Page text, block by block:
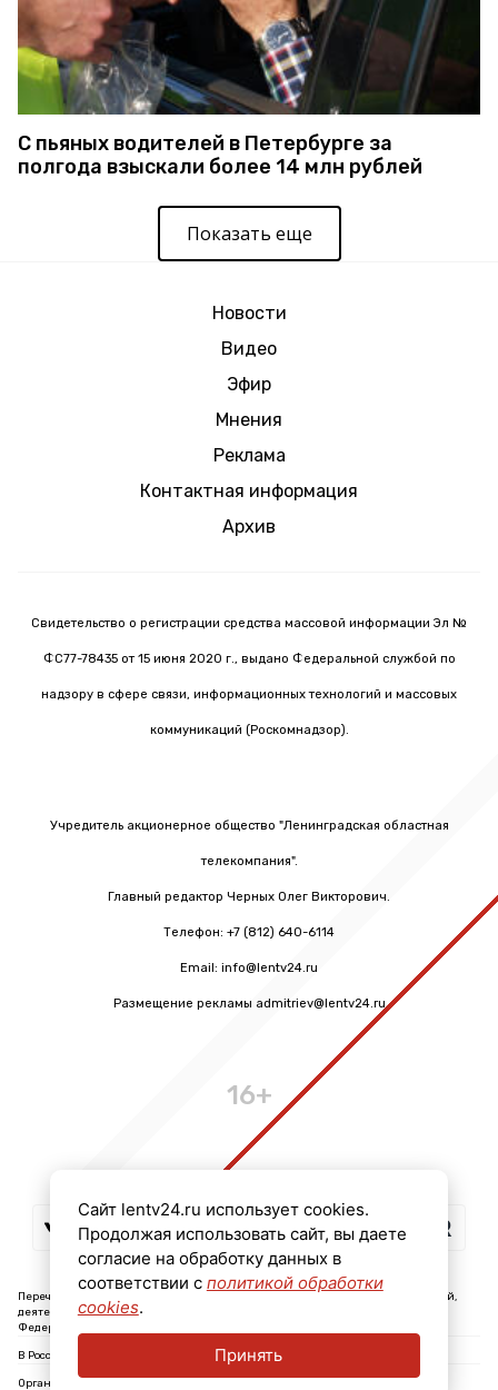
С пьяных водителей в Петербурге за
полгода взыскали более 14 млн рублей
Показать еще
Новости
Видео
Эфир
Мнения
Реклама
Контактная информация
Архив
Свидетельство о регистрации средства массовой информации Эл №
ФС77-78435 от 15 июня 2020 г., выдано Федеральной службой по
надзору в сфере связи, информационных технологий и массовых
коммуникаций (Роскомнадзор).
Учредитель акционерное общество "Ленинградская областная
телекомпания".
Главный редактор Черных Олег Викторович.
Телефон: +7 (812) 640-6114
Email: info@lentv24.ru
Размещение рекламы admitriev@lentv24.ru
16+
Перечень иностранных и международных неправительственных организаций,
деятельность которых признана нежелательной на территории Российской
Федерации: ↓
В России признаны экстремистскими и запрещены организации: ↓
Организации, СМИ и физические лица, признанные в России иностранными
Сайт lentv24.ru использует cookies.
Продолжая использовать сайт, вы даете
согласие на обработку данных в
соответствии с политикой обработки
cookies.
Принять